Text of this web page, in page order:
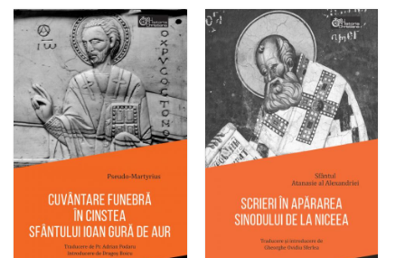
Adaugă în coș Wishlist Adaugă în coș Wishlist